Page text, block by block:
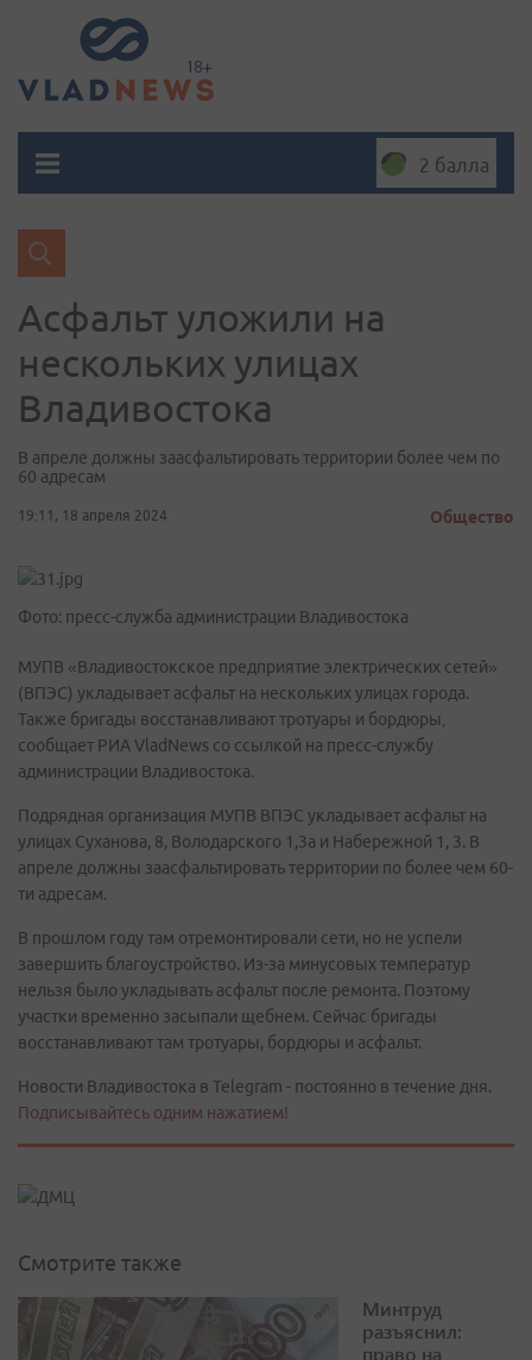
2 балла
Асфальт уложили на
нескольких улицах
Владивостока
В апреле должны заасфальтировать территории более чем по
60 адресам
19:11, 18 апреля 2024 Общество
Фото: пресс-служба администрации Владивостока
МУПВ «Владивостокское предприятие электрических сетей»
(ВПЭС) укладывает асфальт на нескольких улицах города.
Также бригады восстанавливают тротуары и бордюры‚
сообщает РИА VladNews со ссылкой на пресс-службу
администрации Владивостока.
Подрядная организация МУПВ ВПЭС укладывает асфальт на
улицах Суханова, 8, Володарского 1,3а и Набережной 1, 3. В
апреле должны заасфальтировать территории по более чем 60-
ти адресам.
В прошлом году там отремонтировали сети, но не успели
завершить благоустройство. Из-за минусовых температур
нельзя было укладывать асфальт после ремонта. Поэтому
участки временно засыпали щебнем. Сейчас бригады
восстанавливают там тротуары, бордюры и асфальт.
Новости Владивостока в Telegram - постоянно в течение дня.
Подписывайтесь одним нажатием!
Смотрите также
Минтруд
разъяснил:
право на